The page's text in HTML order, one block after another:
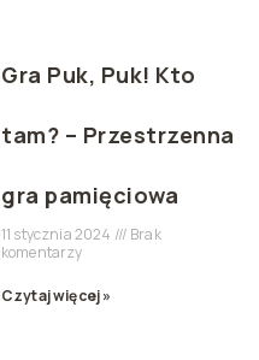
Gra Puk, Puk! Kto
tam? – Przestrzenna
gra pamięciowa
11 stycznia 2024
Brak
komentarzy
Czytaj więcej »